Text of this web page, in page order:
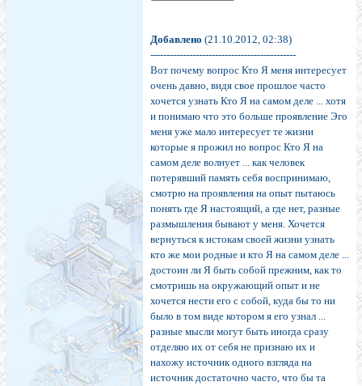
Добавлено (21.10.2012, 02:38)
---------------------------------------------
Вот почему вопрос Кто Я меня интересует
очень давно, видя свое прошлое часто
хочется узнать Кто Я на самом деле ... хотя
и понимаю что это больше проявление Эго
меня уже мало интересует те жизни
которые я прожил но вопрос Кто Я на
самом деле волнует ... как человек
потерявший память себя воспринимаю,
смотрю на проявления на опыт пытаюсь
понять где Я настоящий, а где нет, разные
размышления бывают у меня. Хочется
вернуться к истокам своей жизни узнать
кто же мои родные и кто Я на самом деле ...
достоин ли Я быть собой прежним, как то
смотришь на окружающий опыт и не
хочется нести его с собой, куда бы то ни
было в том виде котором я его узнал ...
разные мысли могут быть иногда сразу
отделяю их от себя не признаю их и
нахожу источник одного взгляда на
источник достаточно часто, что бы та